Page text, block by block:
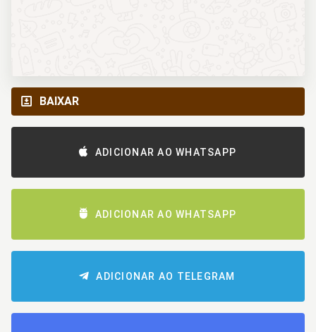
BAIXAR
ADICIONAR AO WHATSAPP
ADICIONAR AO WHATSAPP
ADICIONAR AO TELEGRAM